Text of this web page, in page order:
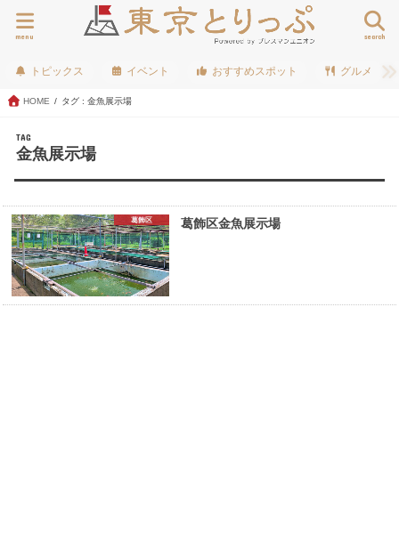
search
menu
トピックス イベント おすすめスポット グルメ
HOME タグ : 金魚展示場
TAG
金魚展示場
葛飾区 葛飾区金魚展示場